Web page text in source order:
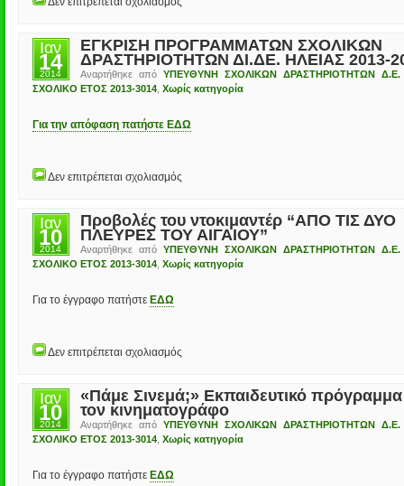
ΕΓΚΡΙΣΗ
ΠΡΟΓΡΑΜΜΑΤΩΝ
ΣΧΟΛΙΚΩΝ
ΔΡΑΣΤΗΡΙΟΤΗΤΩΝ
ΔΙ.ΔΕ.
2014
Ιαν
14
2014
ΕΓΚΡΙΣΗ ΠΡΟΓΡΑΜΜΑΤΩΝ ΣΧΟΛΙΚΩΝ
ΔΡΑΣΤΗΡΙΟΤΗΤΩΝ ΔΙ.ΔΕ. ΗΛΕΙΑΣ 2013-
Αναρτήθηκε από ΥΠΕΥΘΥΝΗ ΣΧΟΛΙΚΩΝ ΔΡΑΣΤΗΡΙΟΤΗΤΩΝ Δ.Ε.
ΣΧΟΛΙΚΟ ΕΤΟΣ 2013-3014 Χωρίς κατηγορία
Για την απόφαση πατήστε ΕΔΩ
Δεν επιτρέπεται σχολιασμός
ΕΓΚΡΙΣΗ
ΔΡΑΣΤΗΡΙΟΤΗΤΩΝ
ΔΙ.ΔΕ.
ΗΛΕΙΑΣ
2013-
Ιαν
10
2014
Προβολές του ντοκιμαντέρ “ΑΠΟ ΤΙΣ ΔΥΟ
ΠΛΕΥΡΕΣ ΤΟΥ ΑΙΓΑΙΟΥ”
Αναρτήθηκε από ΥΠΕΥΘΥΝΗ ΣΧΟΛΙΚΩΝ ΔΡΑΣΤΗΡΙΟΤΗΤΩΝ Δ.Ε.
ΣΧΟΛΙΚΟ ΕΤΟΣ 2013-3014 Χωρίς κατηγορία
Για το έγγραφο πατήστε ΕΔΩ
Δεν επιτρέπεται σχολιασμός
Προβολές
ντοκιμαντέρ
“ΑΠΟ
ΤΙΣ
ΔΥΟ
ΠΛΕΥΡΕΣ
Ιαν
10
2014
«Πάμε Σινεμά;» Εκπαιδευτικό πρόγραμμα
τον κινηματογράφο
Αναρτήθηκε από ΥΠΕΥΘΥΝΗ ΣΧΟΛΙΚΩΝ ΔΡΑΣΤΗΡΙΟΤΗΤΩΝ Δ.Ε.
ΣΧΟΛΙΚΟ ΕΤΟΣ 2013-3014 Χωρίς κατηγορία
Για το έγγραφο πατήστε ΕΔΩ